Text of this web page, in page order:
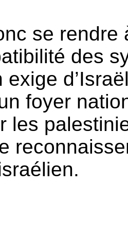
se rendre
des
exige
foyer
les